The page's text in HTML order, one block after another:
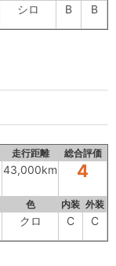
シロ B B
走行距離 総合評価
43,000km 4
色 内装 外装
クロ C C